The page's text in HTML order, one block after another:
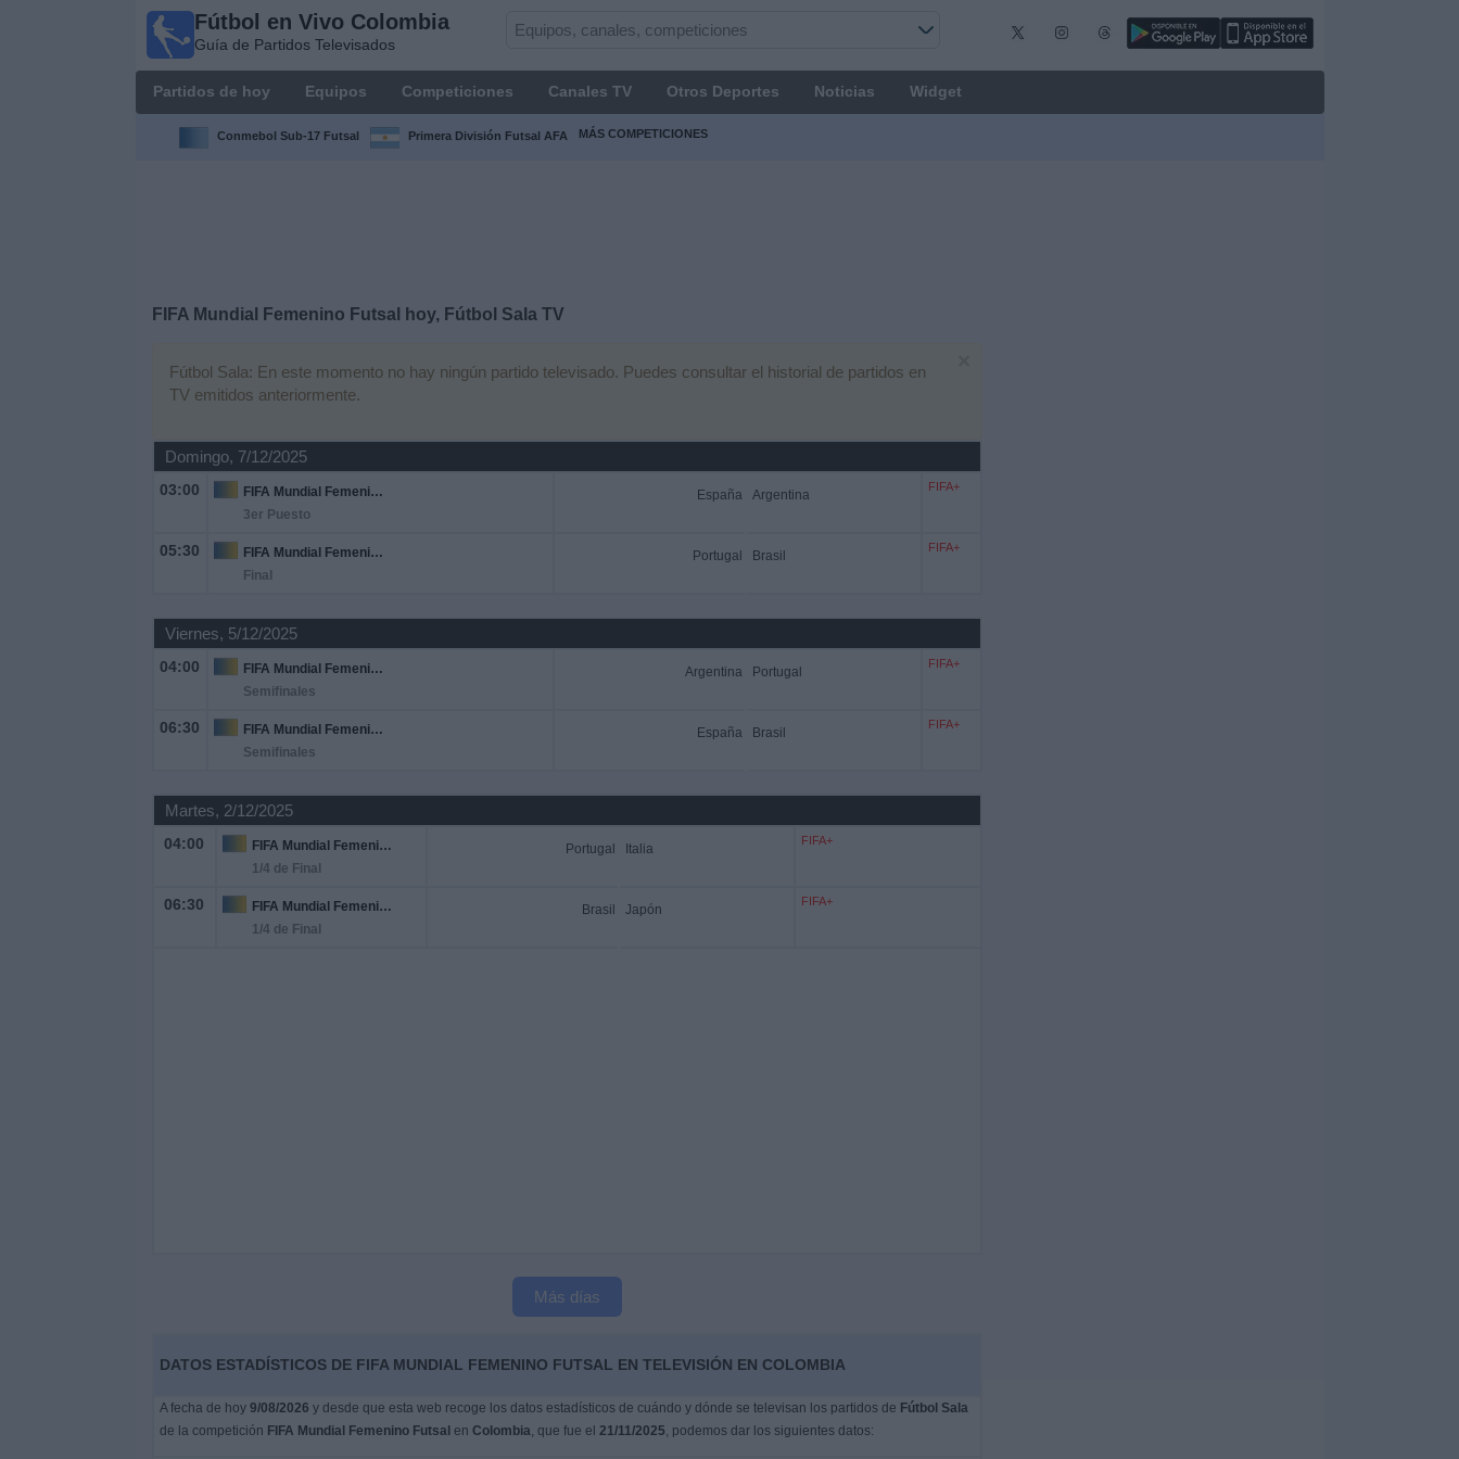
Fútbol en Vivo Colombia
Guía de Partidos Televisados
Partidos de hoy Equipos Competiciones Canales TV Otros Deportes Noticias Widget
Conmebol Sub-17 Futsal Primera División Futsal AFA MÁS COMPETICIONES
FIFA Mundial Femenino Futsal hoy, Fútbol Sala TV
Fútbol Sala: En este momento no hay ningún partido televisado. Puedes consultar el historial de partidos en
TV emitidos anteriormente.
Domingo, 7/12/2025
03:00
FIFA Mundial Femenino Futsal
3er Puesto
España Argentina
FIFA+
05:30
FIFA Mundial Femenino Futsal
Final
Portugal Brasil
FIFA+
Viernes, 5/12/2025
04:00
FIFA Mundial Femenino Futsal
Semifinales
Argentina Portugal
FIFA+
06:30
FIFA Mundial Femenino Futsal
Semifinales
España Brasil
FIFA+
Martes, 2/12/2025
04:00
FIFA Mundial Femenino Futsal
1/4 de Final
Portugal Italia
FIFA+
06:30
FIFA Mundial Femenino Futsal
1/4 de Final
Brasil Japón
FIFA+
Más días
DATOS ESTADÍSTICOS DE FIFA MUNDIAL FEMENINO FUTSAL EN TELEVISIÓN EN COLOMBIA
A fecha de hoy 9/08/2026 y desde que esta web recoge los datos estadísticos de cuándo y dónde se televisan los partidos de Fútbol Sala
de la competición FIFA Mundial Femenino Futsal en Colombia, que fue el 21/11/2025, podemos dar los siguientes datos:
Fútbol en
Colombia